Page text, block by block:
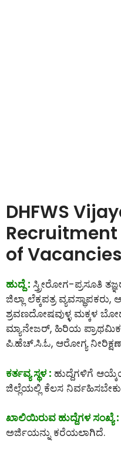
DHFWS
Recruitment
of Vacancies
ಹುದ್ದೆ : ಸ್ತ್ರೀರೋಗ-ಪ್ರಸೂತಿ
ಜಿಲ್ಲಾ ಲೆಕ್ಕಪತ್ರ
ಶ್ರವಣದೋಷವುಳ್ಳ ಮಕ್ಕಳ
ಮ್ಯಾನೇಜರ್, ಹಿರಿಯ ಪ್ರಾಥಮಿಕ
ಪಿ.ಹೆಚ್.ಸಿ.ಓ, ಆರೋಗ್ಯ
ಕರ್ತವ್ಯ ಸ್ಥಳ : ಹುದ್ದೆಗಳಿಗೆ
ಜಿಲ್ಲೆಯಲ್ಲಿ ಕೆಲಸ
ಖಾಲಿಯಿರುವ ಹುದ್ದೆಗಳ ಸಂಖ್ಯೆ :
ಅರ್ಜಿಯನ್ನು ಕರೆಯಲಾಗಿದೆ.